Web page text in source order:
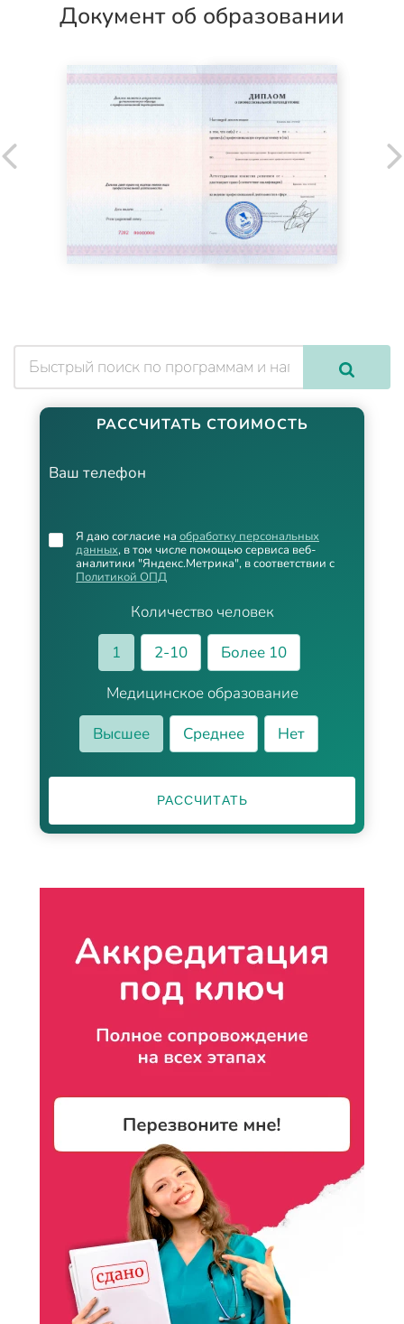
Документ об образовании
РАССЧИТАТЬ СТОИМОСТЬ
Ваш телефон
Количество человек
1
2-10
Более 10
Медицинское образование
Высшее
Среднее Нет
Я даю согласие на обработку персональных
данных, в том числе помощью сервиса веб-
аналитики "Яндекс.Метрика", в соответствии с
Политикой ОПД
РАССЧИТАТЬ